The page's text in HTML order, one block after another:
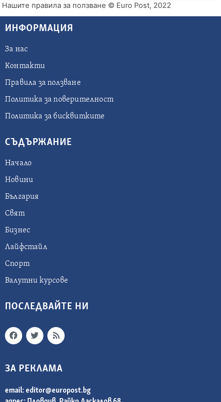
Нашите правила за ползване © Euro Post, 2022
ИНФОРМАЦИЯ
За нас
Контакти
Правила за ползване
Политика за поверителност
Политика за бисквитките
СЪДЪРЖАНИЕ
Начало
Новини
България
Свят
Бизнес
Лайфстайл
Спорт
Валутни курсове
ПОСЛЕДВАЙТЕ НИ
ЗА РЕКЛАМА
email: editor@europost.bg